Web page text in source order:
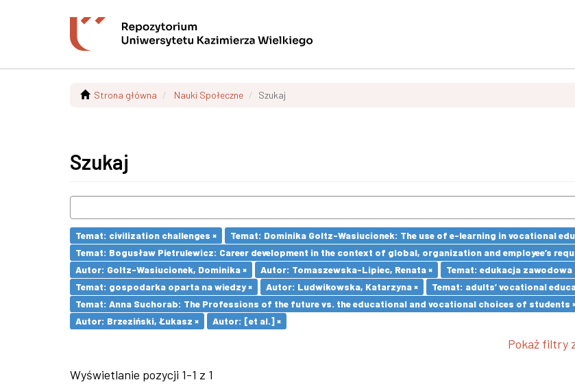
Strona główna Nauki Społeczne Szukaj
Szukaj
Temat: civilization challenges ×
Temat: Dominika Goltz-Wasiucionek: The use of e-learning in vocational
Temat: Bogusław Pietrulewicz: Career development in the context of global, organization and employee’s
Autor: Goltz-Wasiucionek, Dominika ×
Autor: Tomaszewska-Lipiec, Renata ×
Temat: edukacja zawodowa
Temat: gospodarka oparta na wiedzy ×
Autor: Ludwikowska, Katarzyna ×
Temat: adults’ vocational
Temat: Anna Suchorab: The Professions of the future vs. the educational and vocational choices of students
Autor: Brzeziński, Łukasz ×
Autor: [et al.] ×
Pokaż filtry
Wyświetlanie pozycji 1-1 z 1